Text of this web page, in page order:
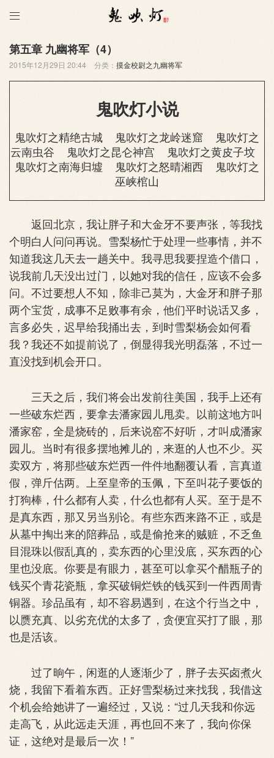

第五章 九幽将军（4）
2015年12月29日 20:44 分类： 摸金校尉之九幽将军
鬼吹灯小说
鬼吹灯之精绝古城 鬼吹灯之龙岭迷窟
鬼吹灯之
云南虫谷
鬼吹灯之昆仑神宫
鬼吹灯之黄皮子坟
鬼吹灯之南海归墟
鬼吹灯之怒晴湘西
鬼吹灯之
巫峡棺山
返回北京，我让胖子和大金牙不要声张，等我找
个明白人问问再说。雪梨杨忙于处理一些事情，并不
知道我这几天去一趟关中。我寻思我要捏造个借口，
说我前几天没出过门，以她对我的信任，应该不会多
问。不过要想人不知，除非己莫为，大金牙和胖子那
两个宝货，成事不足败事有余，他们平时说话又多，
言多必失，迟早给我捅出去，到时雪梨杨会如何看
我？我还不如提前说了，倒显得我光明磊落，不过一
直没找到机会开口。
三天之后，我们将会出发前往美国，我手上还有
一些破东烂西，要拿去潘家园儿甩卖。以前这地方叫
潘家窑，全是烧砖的，后来说窑不好听，才叫成潘家
园儿。当时有很多摆地摊儿的，来逛的人也不少。买
卖双方，将那些破东烂西一件件地翻覆认看，言真道
假，弹斤估两。上至皇帝的玉佩，下至叫花子要饭的
打狗棒，什么都有人卖，什么也都有人买。至于是不
是真东西，那又另当别论。有些东西来路不正，或是
从墓中掏出来的陪葬品，或是偷抢来的贼赃，不乏鱼
目混珠以假乱真的，卖东西的心里没底，买东西的心
里也没底。你要是有眼力，甚至可以拿买个醋瓶子的
钱买个青花瓷瓶，拿买破铜烂铁的钱买到一件西周青
铜器。珍品虽有，却不容易遇到，在这个行当之中，
以赝充真、以劣充优的太多了，贪便宜买打了眼，那
也是活该。
过了晌午，闲逛的人逐渐少了，胖子去买卤煮火
烧，我留下看着东西。正好雪梨杨过来找我，我借这
个机会给她讲了一遍经过，又说：“过几天我和你远
走高飞，从此远走天涯，再也回不来了，我向你保
证，这绝对是最后一次！”